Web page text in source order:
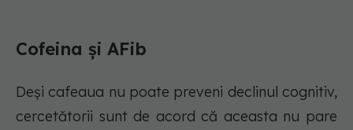
Cofeina și AFib
Deși cafeaua nu poate preveni declinul cognitiv,
cercetătorii sunt de acord că aceasta nu pare